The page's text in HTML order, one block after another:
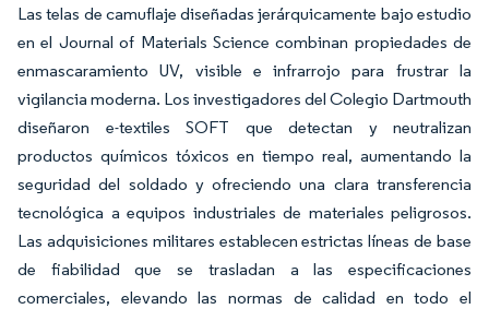
Las telas de camuflaje diseñadas jerárquicamente bajo estudio
en el Journal of Materials Science combinan propiedades de
enmascaramiento UV, visible e infrarrojo para frustrar la
vigilancia moderna. Los investigadores del Colegio Dartmouth
diseñaron e-textiles SOFT que detectan y neutralizan
productos químicos tóxicos en tiempo real, aumentando la
seguridad del soldado y ofreciendo una clara transferencia
tecnológica a equipos industriales de materiales peligrosos.
Las adquisiciones militares establecen estrictas líneas de base
de fiabilidad que se trasladan a las especificaciones
comerciales, elevando las normas de calidad en todo el